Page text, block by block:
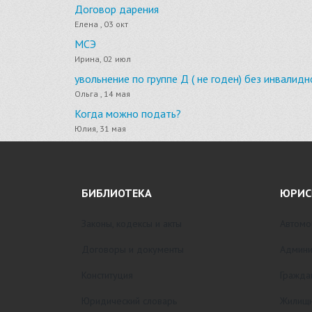
Договор дарения
Елена , 03 окт
МСЭ
Ирина, 02 июл
увольнение по группе Д ( не годен) без
Ольга , 14 мая
Когда можно подать?
Юлия, 31 мая
БИБЛИОТЕКА